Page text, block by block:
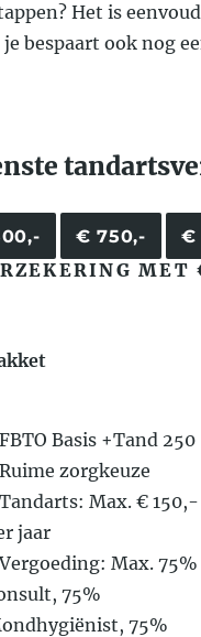
Het is
bespaart ook nog
€ 750,- €
Basis +Tand 250
zorgkeuze
Max. € 150,-
jaar
Max. 75%
75%
75%